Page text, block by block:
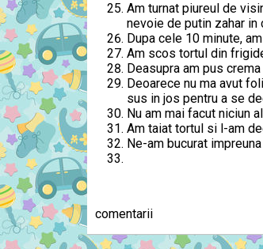
Am turnat piureul de
nevoie de putin zahar in
Dupa cele 10 minute,
Am scos tortul din
Deasupra am pus
Deoarece nu ma avut
sus in jos pentru a se
Nu am mai facut niciun
Am taiat tortul si l-am
Ne-am bucurat
comentarii